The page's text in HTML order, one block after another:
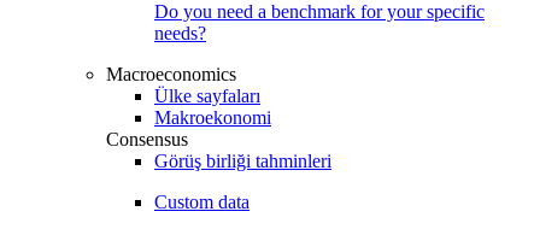
Do you need a benchmark for your specific
needs?
Macroeconomics
Ülke sayfaları
Makroekonomi
Consensus
Görüş birliği tahminleri
Custom data